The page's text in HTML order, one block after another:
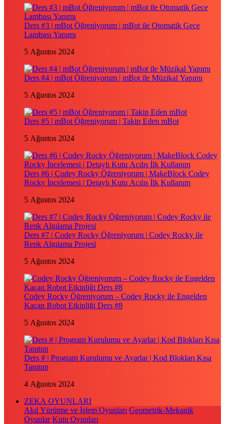
Ders #3 | mBot Öğreniyorum | mBot ile Otomatik Gece
Lambası Yapımı
5 Ağustos 2024
Ders #4 | mBot Öğreniyorum | mBot ile Müzikal Yapımı
5 Ağustos 2024
Ders #5 | mBot Öğreniyorum | Takip Eden mBot
5 Ağustos 2024
Ders #6 | Codey Rocky Öğreniyorum | MakeBlock Codey
Rocky İncelemesi | Detaylı Kutu Açılış İlk Kullanım
5 Ağustos 2024
Ders #7 | Codey Rocky Öğreniyorum | Codey Rocky ile
Renk Algılama Projesi
5 Ağustos 2024
Codey Rocky Öğreniyorum – Codey Rocky ile Engelden
Kaçan Robot Etkinliği Ders #8
5 Ağustos 2024
Ders # | Program Kurulumu ve Ayarlar | Kod Blokları Kısa
Tanıtım
4 Ağustos 2024
ZEKA OYUNLARI
Akıl Yürütme ve İşlem Oyunları Geometrik-Mekanik
Oyunlar Kutu Oyunları